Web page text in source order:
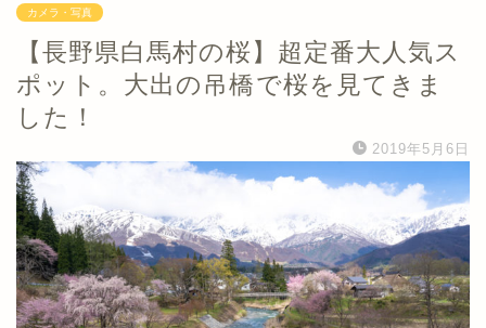
カメラ・写真
【長野県白馬村の桜】超定番大人気ス
ポット。大出の吊橋で桜を見てきま
した！
2019年5月6日